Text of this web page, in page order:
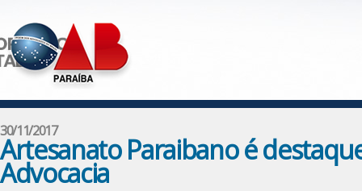
30/11/2017
Artesanato Paraibano é
Advocacia